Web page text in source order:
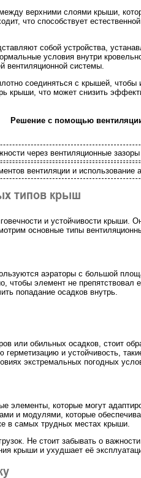
верхними слоями крыши,
что способствует
собой устройства,
условия внутри
вентиляционной системы.
соединяться с крышей,
крыши, что может снизить
Решение с помощью
через вентиляционные зазоры
вентиляции и использование
типов крыш
и устойчивости крыши.
основные типы
аэраторы с большой
элемент не препятствовал
попадание осадков внутрь.
или обильных осадков, стоит
и устойчивость,
экстремальных погодных
которые могут
и модулями, которые
в самых трудных местах крыши.
Не стоит забывать о
крыши и ухудшает её